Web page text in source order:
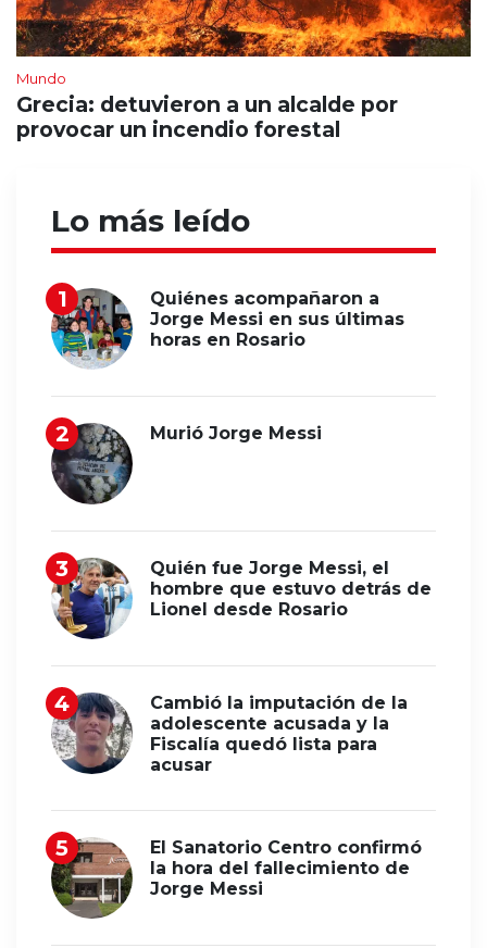
Mundo
Grecia: detuvieron a un alcalde por
provocar un incendio forestal
Lo más leído
Quiénes acompañaron a
Jorge Messi en sus últimas
horas en Rosario
Murió Jorge Messi
Quién fue Jorge Messi, el
hombre que estuvo detrás de
Lionel desde Rosario
Cambió la imputación de la
adolescente acusada y la
Fiscalía quedó lista para
acusar
El Sanatorio Centro confirmó
la hora del fallecimiento de
Jorge Messi